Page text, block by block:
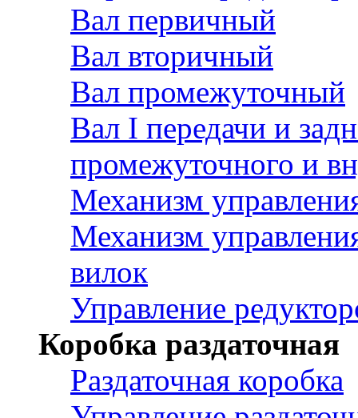
Вал первичный
Вал вторичный
Вал промежуточный
Вал I передачи и
промежуточного и
Механизм
Механизм
вилок
Управление
Коробка раздаточная
Раздаточная коробка